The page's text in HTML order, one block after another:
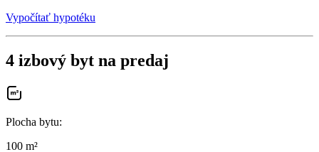
Vypočítať hypotéku
4 izbový byt na predaj
Plocha bytu:
100 m²